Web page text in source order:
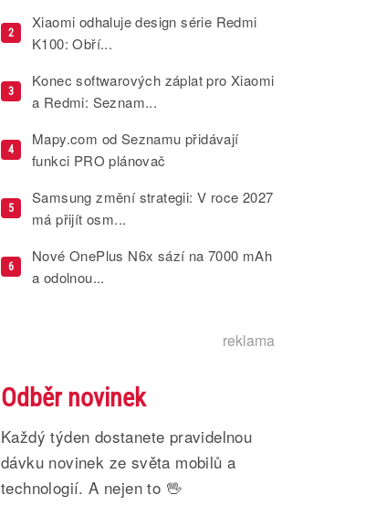
2
Xiaomi odhaluje design série Redmi
K100: Obří...
3
Konec softwarových záplat pro Xiaomi
a Redmi: Seznam...
4
Mapy.com od Seznamu přidávají
funkci PRO plánovač
5
Samsung změní strategii: V roce 2027
má přijít osm...
6
Nové OnePlus N6x sází na 7000 mAh
a odolnou...
reklama
Odběr novinek
Každý týden dostanete pravidelnou
dávku novinek ze světa mobilů a
technologií. A nejen to 🖖